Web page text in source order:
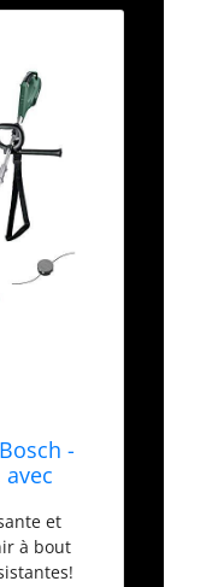
-
avec
Fils de
de
et
à bout